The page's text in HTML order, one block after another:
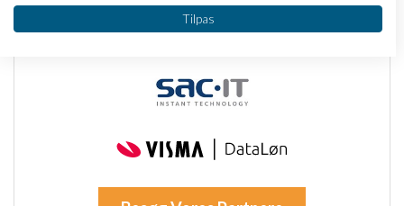
Vi bruger dine data til følgende formål:
IAB's behandlingsformål:
Bruge begrænsede oplysninger til at vælge
Oprette profiler til tilpasset annoncering
Bruge profiler til at vælge tilpasset
Tilpas